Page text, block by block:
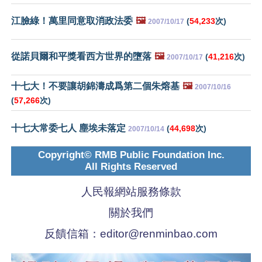
江臉綠！萬里同意取消政法委 🖼️ 2007/10/17 (54,233次)
從諾貝爾和平獎看西方世界的墮落 🖼️ 2007/10/17 (41,216次)
十七大！不要讓胡錦濤成爲第二個朱熔基 🖼️ 2007/10/16
(57,266次)
十七大常委七人 塵埃未落定 2007/10/14 (44,698次)
Copyright© RMB Public Foundation Inc.
All Rights Reserved
人民報網站服務條款
關於我們
反饋信箱： editor@renminbao.com